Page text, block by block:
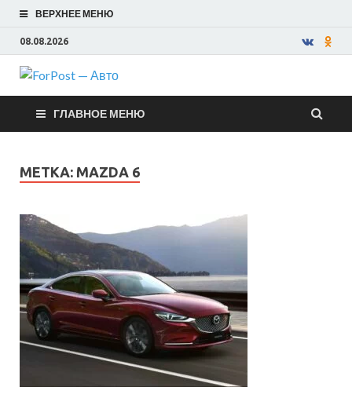
ВЕРХНЕЕ МЕНЮ
08.08.2026
ForPost —
Авто
ГЛАВНОЕ МЕНЮ
МЕТКА: MAZDA 6